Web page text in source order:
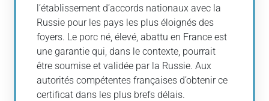
l’établissement d’accords nationaux avec la
Russie pour les pays les plus éloignés des
foyers. Le porc né, élevé, abattu en France est
une garantie qui, dans le contexte, pourrait
être soumise et validée par la Russie. Aux
autorités compétentes françaises d’obtenir ce
certificat dans les plus brefs délais.